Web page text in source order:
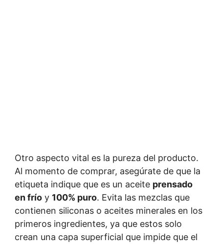
Otro aspecto vital es la pureza del producto.
Al momento de comprar, asegúrate de que la
etiqueta indique que es un aceite prensado
en frío y 100% puro. Evita las mezclas que
contienen siliconas o aceites minerales en los
primeros ingredientes, ya que estos solo
crean una capa superficial que impide que el